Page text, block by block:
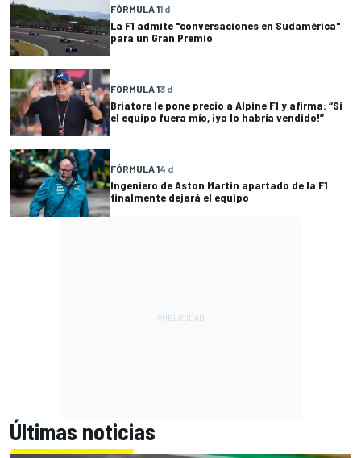
FÓRMULA 11 d
La F1 admite "conversaciones en Sudamérica"
para un Gran Premio
FÓRMULA 13 d
Briatore le pone precio a Alpine F1 y afirma: “Si
el equipo fuera mío, ¡ya lo habría vendido!”
FÓRMULA 14 d
Ingeniero de Aston Martin apartado de la F1
finalmente dejará el equipo
Últimas noticias